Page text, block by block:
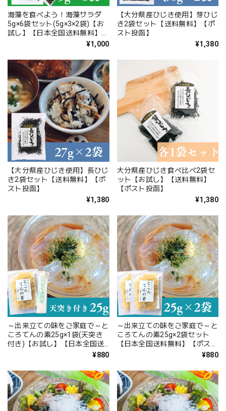
海藻を食べよう！海藻サラダ
5g×6袋セット(5g×3×2袋)【お
試し】【日本全国送料無料】
¥1,000
【大分県産ひじき使用】芽ひじ
き2袋セット【送料無料】【ポ
スト投函】
¥1,380
【大分県産ひじき使用】長ひじ
き2袋セット【送料無料】【ポ
スト投函】
¥1,380
大分県産ひじき食べ比べ2袋セ
ット【お試し】【送料無料】
【ポスト投函】
¥1,380
～出来立ての味をご家庭で～と
ころてんの素25g×1袋(天突き
付き)【お試し】【日本全国送
¥880
～出来立ての味をご家庭で～と
ころてんの素25g×2袋セット
【日本全国送料無料】【ポスト
¥880